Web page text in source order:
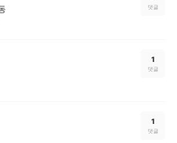
댓글
1
댓글
1
댓글